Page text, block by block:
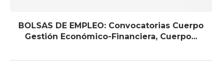
BOLSAS DE EMPLEO: Convocatorias Cuerpo
Gestión Económico-Financiera, Cuerpo...